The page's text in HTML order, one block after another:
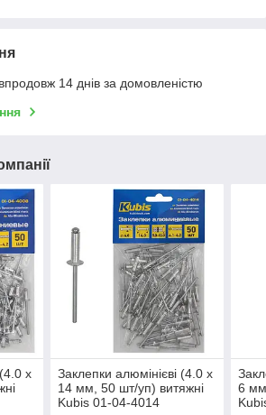
14 днів за домовленістю
х
Заклепки алюмінієві (4.0 х
14 мм, 50 шт/уп) витяжні
Kubis 01-04-4014
6